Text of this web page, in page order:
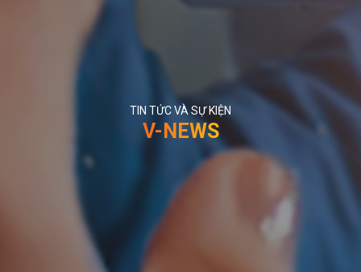
TIN TỨC VÀ SỰ KIỆN
V-NEWS